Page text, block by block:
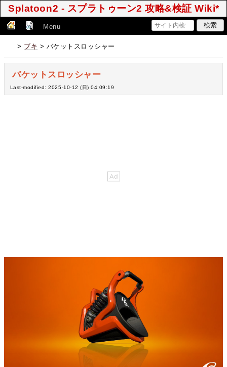
Splatoon2 - スプラトゥーン2 攻略&検証 Wiki*
Menu
> ブキ > バケットスロッシャー
バケットスロッシャー
Last-modified: 2025-10-12 (日) 04:09:19